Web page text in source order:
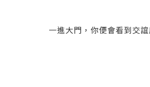
一進大門，你便會看到交